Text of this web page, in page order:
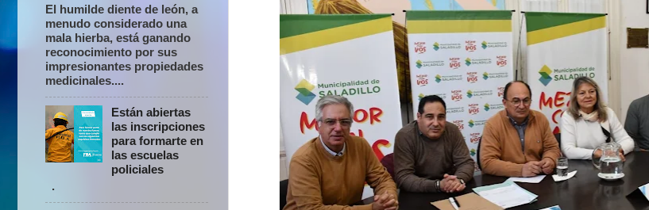
El humilde diente de león, a
menudo considerado una
mala hierba, está ganando
reconocimiento por sus
impresionantes propiedades
medicinales....
Están abiertas
las inscripciones
para formarte en
las escuelas
policiales
.